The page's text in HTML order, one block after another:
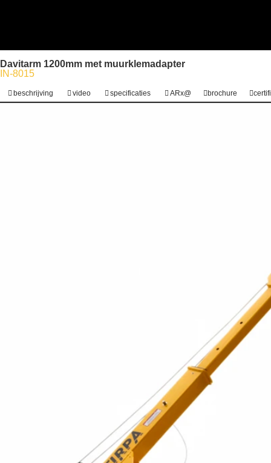
Davitarm 1200mm met muurklemadapter
IN-8015
beschrijving video specificaties ARx@ brochure